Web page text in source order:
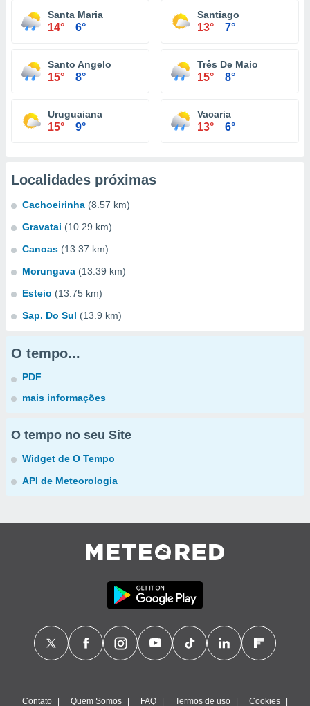
Santa Maria
14° 6°
Santiago
13° 7°
Santo Angelo
15° 8°
Três De Maio
15° 8°
Uruguaiana
15° 9°
Vacaria
13° 6°
Localidades próximas
Cachoeirinha (8.57 km)
Gravatai (10.29 km)
Canoas (13.37 km)
Morungava (13.39 km)
Esteio (13.75 km)
Sap. Do Sul (13.9 km)
O tempo...
PDF
mais informações
O tempo no seu Site
Widget de O Tempo
API de Meteorologia
Contato Quem Somos FAQ Termos de uso Cookies